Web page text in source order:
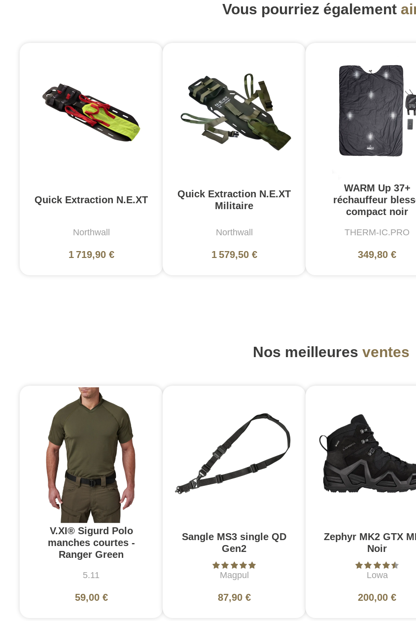
Vous pourriez également
Quick Extraction N.E.XT
Northwall
1 719,90 €
Quick Extraction N.E.XT
Militaire
Northwall
1 579,50 €
WARM Up 37+
réchauffeur
compact noir
THERM-IC.PRO
349,80 €
Nos meilleures ventes
V.XI® Sigurd Polo
manches courtes -
Ranger Green
5.11
59,00 €
Sangle MS3 single QD
Gen2
Magpul
87,90 €
Zephyr MK2 GTX
Noir
Lowa
200,00 €